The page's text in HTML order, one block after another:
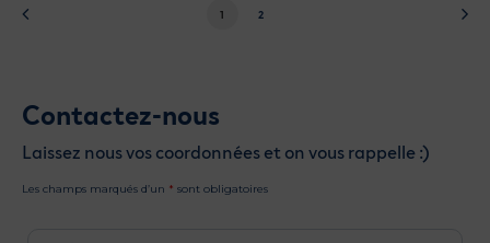
1 2
Contactez-nous
Laissez nous vos coordonnées et on vous rappelle :)
Les champs marqués d’un * sont obligatoires